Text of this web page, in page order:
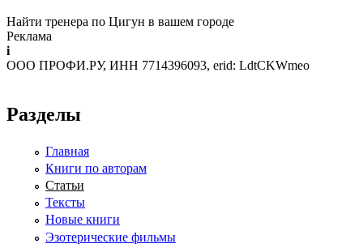
Найти тренера по Цигун в вашем городе
Реклама
i
ООО ПРОФИ.РУ, ИНН 7714396093, erid: LdtCKWmeo
Разделы
Главная
Книги по авторам
Статьи
Тексты
Новые книги
Эзотерические фильмы